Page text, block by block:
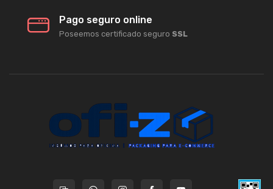
Pago seguro online
Poseemos certificado seguro SSL